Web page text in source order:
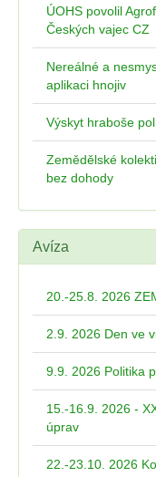
ÚOHS povolil
Českých vajec CZ
Nereálné a
aplikaci hnojiv
Výskyt hraboše
Zemědělské
bez dohody
Avíza
20.-25.8. 2026
2.9. 2026 Den ve
9.9. 2026 Politika
15.-16.9. 2026 -
úprav
22.-23.10. 2026